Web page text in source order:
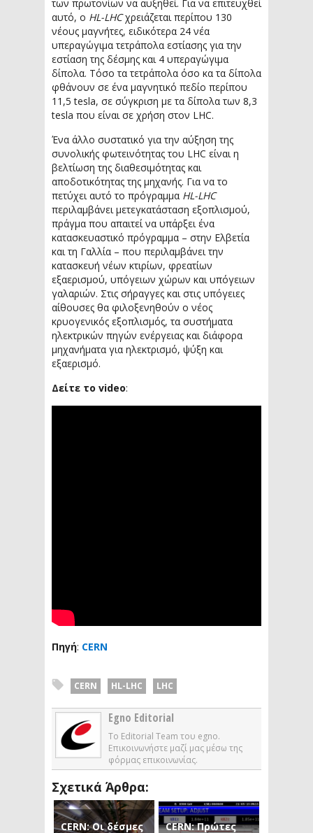
των πρωτονίων να αυξηθεί. Για να επιτευχθεί
αυτό, ο HL-LHCχρειάζεται περίπου 130
νέους μαγνήτες, ειδικότερα 24 νέα
υπεραγώγιμα τετράπολα εστίασης για την
εστίαση της δέσμης και 4 υπεραγώγιμα
δίπολα. Τόσο τα τετράπολα όσο κα τα δίπολα
φθάνουν σε ένα μαγνητικό πεδίο περίπου
11,5 tesla, σε σύγκριση με τα δίπολα των 8,3
tesla που είναι σε χρήση στον LHC.
Ένα άλλο συστατικό για την αύξηση της
συνολικής φωτεινότητας του LHC είναι η
βελτίωση της διαθεσιμότητας και
αποδοτικότητας της μηχανής. Για να το
πετύχει αυτό το πρόγραμμα HL-LHC
περιλαμβάνει μετεγκατάσταση εξοπλισμού,
πράγμα που απαιτεί να υπάρξει ένα
κατασκευαστικό πρόγραμμα – στην Ελβετία
και τη Γαλλία – που περιλαμβάνει την
κατασκευή νέων κτιρίων, φρεατίων
εξαερισμού, υπόγειων χώρων και υπόγειων
γαλαριών. Στις σήραγγες και στις υπόγειες
αίθουσες θα φιλοξενηθούν ο νέος
κρυογενικός εξοπλισμός, τα συστήματα
ηλεκτρικών πηγών ενέργειας και διάφορα
μηχανήματα για ηλεκτρισμό, ψύξη και
εξαερισμό.
Δείτε το video:
Πηγή: CERN
CERN HL-LHC LHC
Egno Editorial
Το Editorial Team του egno.
Επικοινωνήστε μαζί μας μέσω της
φόρμας επικοινωνίας.
Σχετικά Άρθρα:
CERN: Οι δέσμες
CERN: Πρώτες